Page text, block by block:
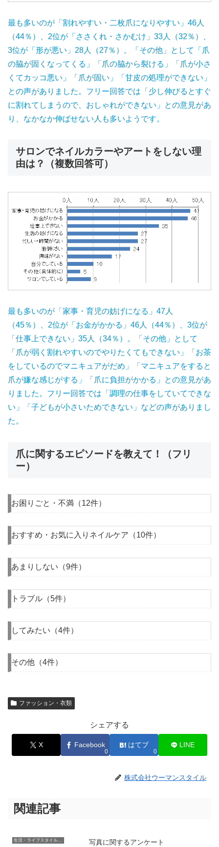
最も多いのが「割れやすい・二枚爪になりやすい」46人
（44％）、2位が「ささくれ・さかむけ」33人（32％）、
3位が「形が悪い」28人（27％）。「その他」として「爪
の脇が固くなってくる」「爪の脇から裂ける」「爪が小さ
くてカッコ悪い」「爪が固い」「甘皮の処理ができない」
との声がありました。フリー回答では「少し伸びるとすぐ
に割れてしまうので、おしゃれができない」との意見があ
り、なかなか伸ばせない人も多いようです。
サロンでネイルカラーやアートをしない理
由は？（複数回答可）
最も多いのが「家事・育児の妨げになる」47人
（45％）、2位が「お金がかかる」46人（44％）、3位が
「仕事上できない」35人（34％）。「その他」として
「爪が弱く割れやすいのでやりたくてもできない」「お茶
をしているのでマニキュアがだめ」「マニキュアをすると
爪が嫌な感じがする」「爪に負担がかかる」との意見があ
りました。フリー回答では「調理の仕事をしていてできな
い」「子どもが小さいためできない」などの声がありまし
た。
爪に関するエピソードを教えて！（フリ
ー）
お困りごと・不満（12件）
おすすめ・お気に入りネイルケア（10件）
あまりしない（9件）
トラブル（5件）
してみたい（4件）
その他（4件）
ファッション・衣類
シェアする
X Facebook
0
はてブ
0
LINE
株式会社ウーマンスタイル
関連記事
写真に関するアンケート